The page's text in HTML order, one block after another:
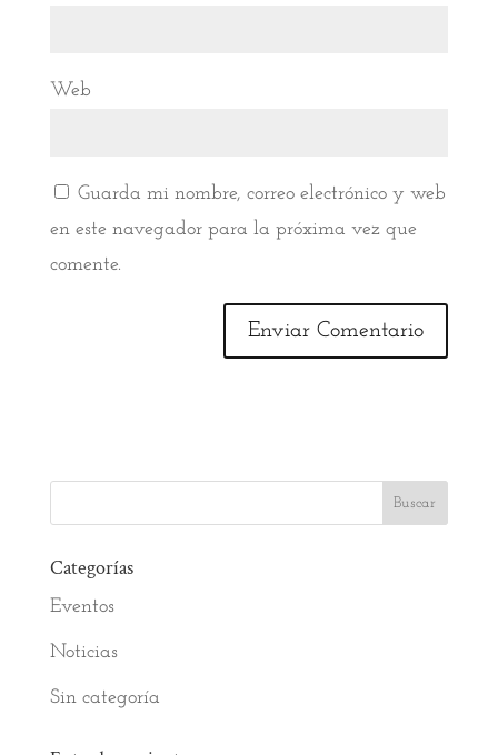
Web
Guarda mi nombre, correo electrónico y web
en este navegador para la próxima vez que
comente.
Categorías
Eventos
Noticias
Sin categoría